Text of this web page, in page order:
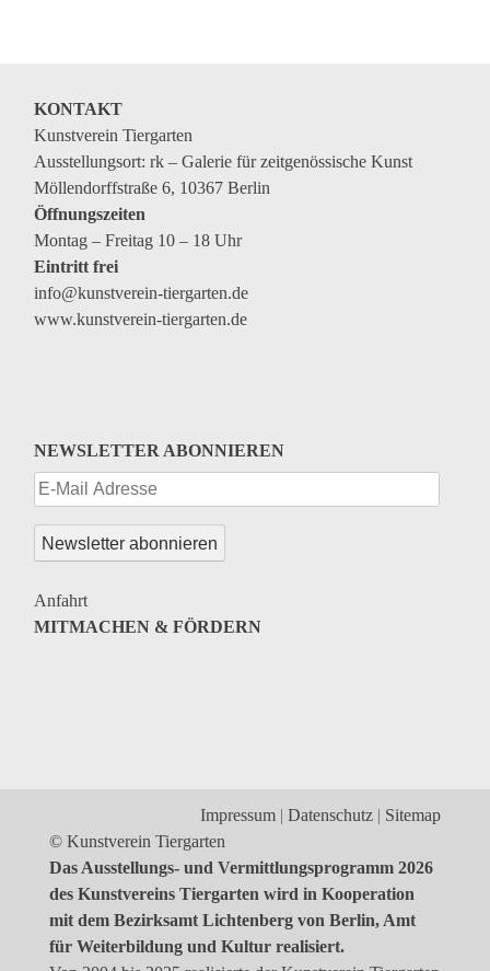
Vermittlung
aktuelle Projekte
Anfrage
Archiv
Archivübersicht
Ausstellungen
Künstler*innen
Genres
Veranstaltungsformate
KONTAKT
Kunstverein Tiergarten
Ausstellungsort: rk – Galerie für zeitgenössische Kunst
Möllendorffstraße 6, 10367 Berlin
Öffnungszeiten
Montag – Freitag 10 – 18 Uhr
Eintritt frei
info@kunstverein-tiergarten.de
www.kunstverein-tiergarten.de
NEWSLETTER ABONNIEREN
Anfahrt
MITMACHEN & FÖRDERN
Impressum Datenschutz
Sitemap
© Kunstverein Tiergarten
Das Ausstellungs- und Vermittlungsprogramm 2026
des Kunstvereins Tiergarten wird in Kooperation
mit dem Bezirksamt Lichtenberg von Berlin, Amt
für Weiterbildung und Kultur realisiert.